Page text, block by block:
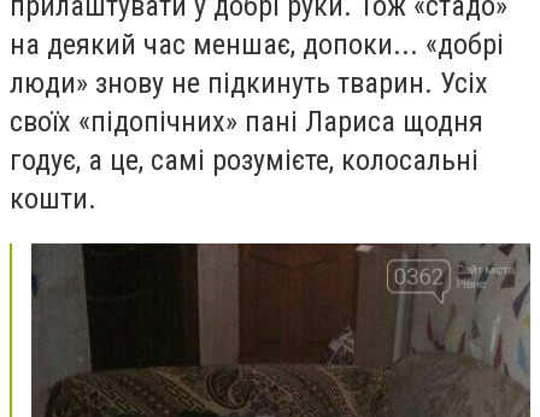
на деякий час меншає, допоки... «добрі
люди» знову не підкинуть тварин. Усіх
своїх «підопічних» пані Лариса щодня
годує, а це, самі розумієте, колосальні
кошти.